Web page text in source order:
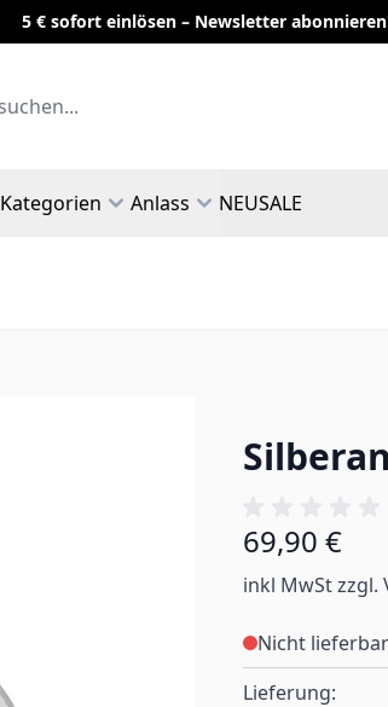
5 € sofort einlösen – Newsletter
Kategorien Anlass NEUSALE
69,90 €
inkl MwSt zzgl.
Nicht lieferbar
Lieferung: